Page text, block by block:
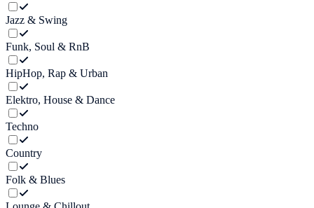
Jazz & Swing
Funk, Soul & RnB
HipHop, Rap & Urban
Elektro, House & Dance
Techno
Country
Folk & Blues